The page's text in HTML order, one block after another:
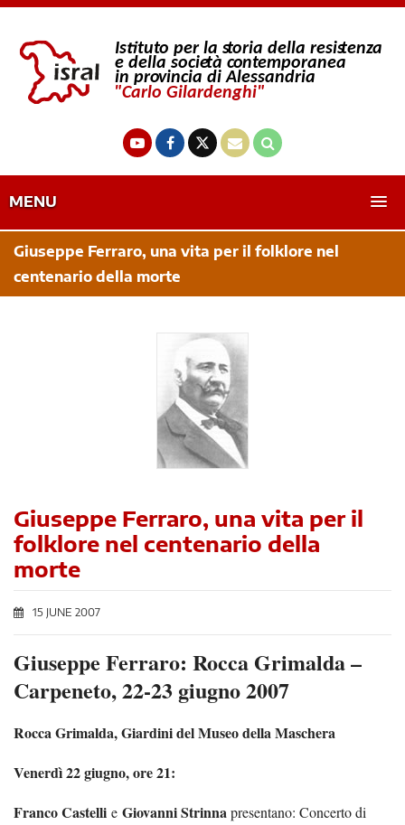
MENU
Giuseppe Ferraro, una vita per il folklore nel
centenario della morte
Giuseppe Ferraro, una vita per il
folklore nel centenario della
morte
15 JUNE 2007
Giuseppe Ferraro: Rocca Grimalda –
Carpeneto, 22-23 giugno 2007
Rocca Grimalda, Giardini del Museo della Maschera
Venerdì 22 giugno, ore 21:
Franco Castelli e Giovanni Strinnapresentano: Concerto di